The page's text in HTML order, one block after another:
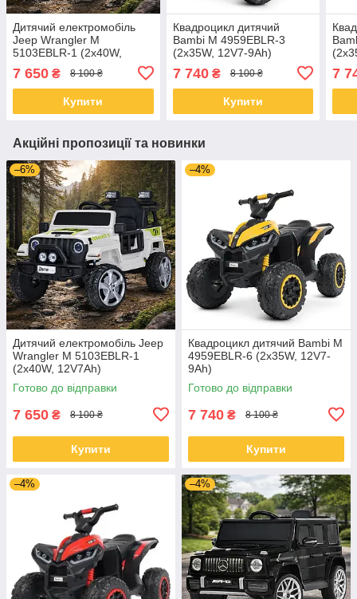
Дитячий електромобіль
Jeep Wrangler M
5103EBLR-1 (2х40W,
7 650 ₴ 8 100 ₴
Купити
Квадроцикл дитячий
Bambi M 4959EBLR-3
(2х35W, 12V7-9Ah)
7 740₴ 8 100 ₴
Купити
7
Акційні пропозиції та новинки
–6%
Дитячий електромобіль Jeep
Wrangler M 5103EBLR-1
(2х40W, 12V7Ah)
Готово до відправки
7 650 ₴ 8 100 ₴
Купити
–4%
Квадроцикл дитячий Bambi M
4959EBLR-6 (2х35W, 12V7-
9Ah)
Готово до відправки
7 740 ₴ 8 100 ₴
Купити
–4% –4%